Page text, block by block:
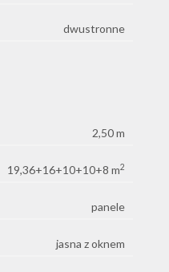
dwustronne
2,50 m
19,36+16+10+10+8 m2
panele
jasna z oknem